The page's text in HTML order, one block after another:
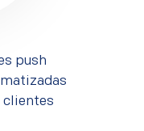
push
clientes